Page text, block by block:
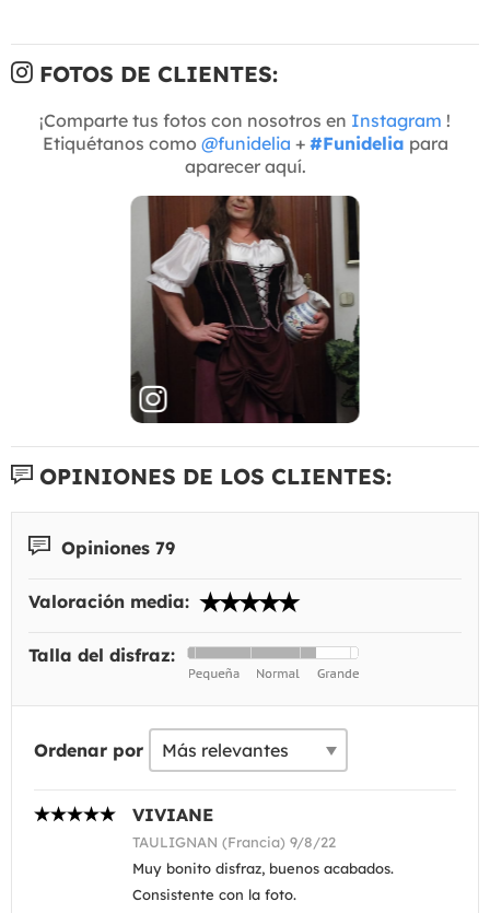
FOTOS DE CLIENTES:
¡Comparte tus fotos con nosotros en Instagram !
Etiquétanos como @funidelia + #Funidelia para
aparecer aquí.
OPINIONES DE LOS CLIENTES:
Opiniones 79
Valoración media:
Talla del disfraz:
Ordenar por
VIVIANE
TAULIGNAN (Francia) 9/8/22
Muy bonito disfraz, buenos acabados.
Consistente con la foto.